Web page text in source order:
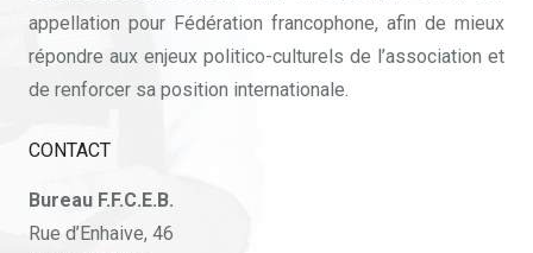
appellation pour Fédération francophone, afin de mieux
répondre aux enjeux politico-culturels de l’association et
de renforcer sa position internationale.
CONTACT
Bureau F.F.C.E.B.
Rue d’Enhaive, 46